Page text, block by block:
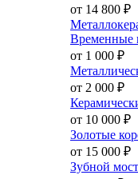
от 14 800 ₽
Временные
от 1 000 ₽
от 2 000 ₽
от 10 000 ₽
Золотые
от 15 000 ₽
Зубной